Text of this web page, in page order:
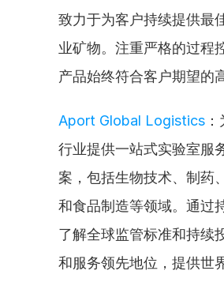
致力于为客户持续提供最
业矿物。注重严格的过程
产品始终符合客户期望的
Aport Global Logistics
行业提供一站式实验室服
案，包括生物技术、制药
和食品制造等领域。通过
了解全球监管标准和持续
和服务领先地位，提供世